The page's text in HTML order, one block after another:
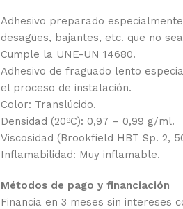
Adhesivo preparado
desagües, bajantes, etc. que no
Cumple la UNE-UN 14680.
Adhesivo de fraguado lento
el proceso de instalación.
Color: Translúcido.
Densidad (20ºC): 0,97 – 0,99 g/ml.
Viscosidad (Brookfield HBT Sp. 2,
Inflamabilidad: Muy inflamable.
Métodos de pago y financiación
Financia en 3 meses sin intereses